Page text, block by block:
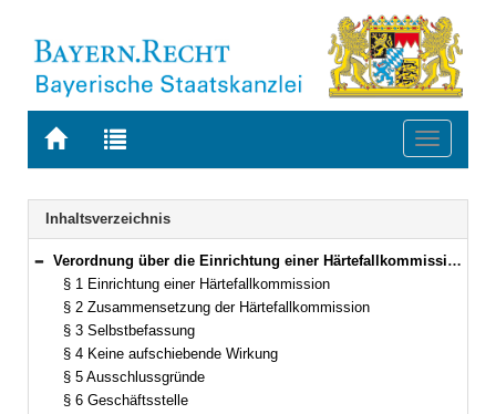
Zur
BAYERN.RECHT
Zur
letzten
Suche
Toggle
Navigation
Inhaltsverzeichnis
Bereich reduzieren
Verordnung über die Einrichtung einer Härtefallkommission nach § 23a des Aufenthaltsgesetzes (Härtefallkommissionsverordnung – HFKomV) Vom 8. August 2006 (GVBl. S. 436) BayRS 26-1-2-I (§§ 1–11)
§ 1 Einrichtung einer Härtefallkommission
§ 2 Zusammensetzung der Härtefallkommission
§ 3 Selbstbefassung
§ 4 Keine aufschiebende Wirkung
§ 5 Ausschlussgründe
§ 6 Geschäftsstelle